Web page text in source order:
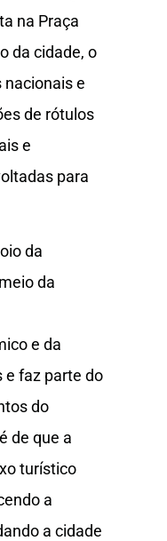
na Praça
da cidade, o
e
de rótulos
e
para
da
da
e da
e faz parte do
do
de que a
turístico
a
a cidade